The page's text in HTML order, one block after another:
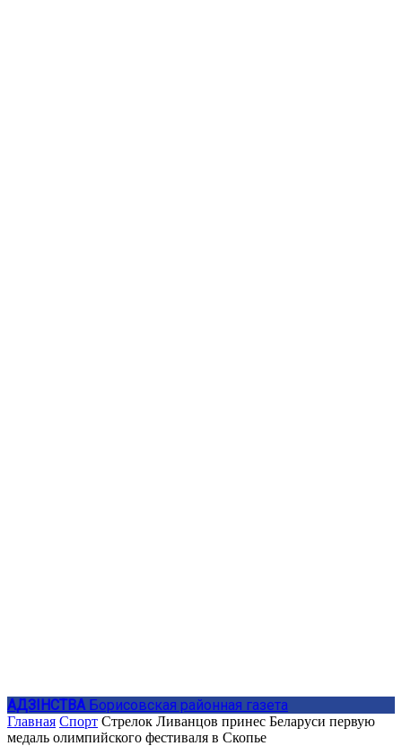
АДЗIНСТВА Борисовская районная газета
Главная Спорт Стрелок Ливанцов принес Беларуси первую
медаль олимпийского фестиваля в Скопье